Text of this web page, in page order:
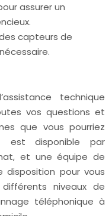
assurer un
capteurs de
technique
vos questions et
que vous pourriez
est disponible par
et une équipe de
disposition pour vous
niveaux de
téléphonique à